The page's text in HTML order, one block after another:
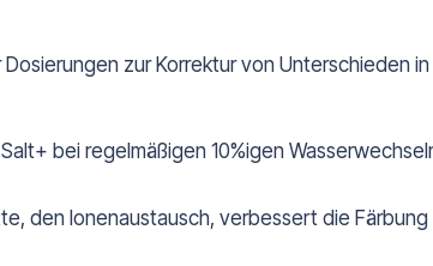
zur Korrektur von Unterschieden
bei regelmäßigen 10%igen
den Ionenaustausch, verbessert die